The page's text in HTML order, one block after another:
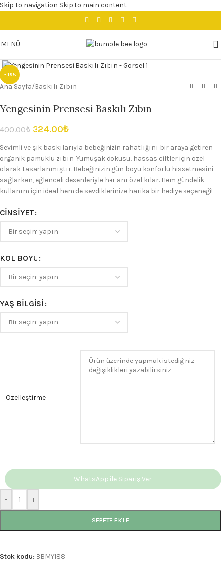
Skip to navigation Skip to main content
MENÜ
- 19%
Ana Sayfa/Baskılı Zıbın
Yengesinin Prensesi Baskılı Zıbın
400.00₺ 324.00₺
Sevimli ve şık baskılarıyla bebeğinizin rahatlığını bir araya getiren
organik pamuklu zıbın! Yumuşak dokusu, hassas ciltler için özel
olarak tasarlanmıştır. Bebeğinizin gün boyu konforlu hissetmesini
sağlarken, eğlenceli desenleriyle her anı özel kılar. Hem gündelik
kullanım için ideal hem de sevdiklerinize harika bir hediye seçeneği!
CINSIYET
KOL BOYU
YAŞ BILGISI
Özelleştirme
- +
SEPETE EKLE
WhatsApp ile Sipariş Ver
Stok kodu: BBMY188